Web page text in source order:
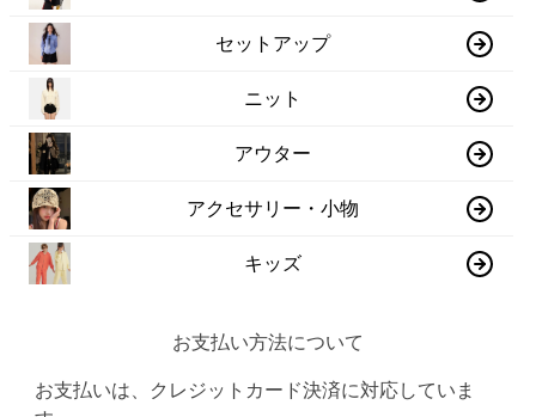
セットアップ
ニット
アウター
アクセサリー・小物
キッズ
お支払い方法について
お支払いは、クレジットカード決済に対応していま